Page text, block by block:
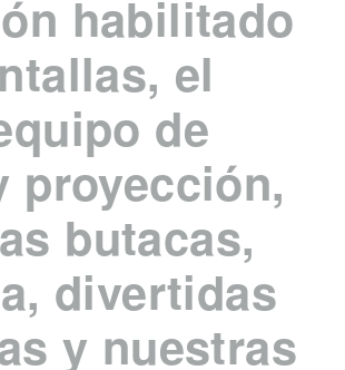
habilitado
el
de
proyección,
butacas,
divertidas
y nuestras